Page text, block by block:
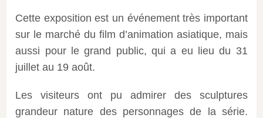
Cette exposition est un événement très important
sur le marché du film d’animation asiatique, mais
aussi pour le grand public, qui a eu lieu du 31
juillet au 19 août.
Les visiteurs ont pu admirer des sculptures
grandeur nature des personnages de la série.